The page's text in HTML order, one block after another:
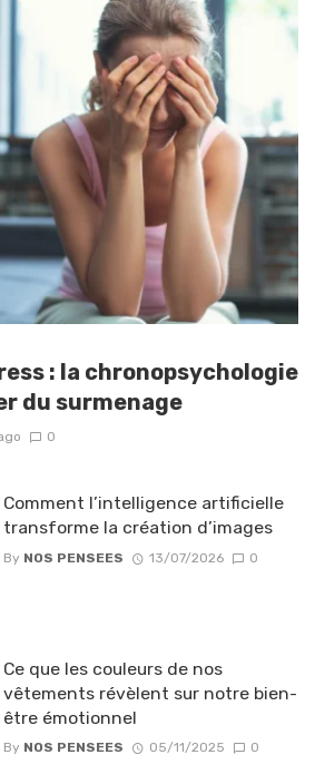
: la chronopsychologie
du surmenage
0
Comment l’intelligence artificielle
transforme la création d’images
By NOS PENSEES 13/07/2026 0
Ce que les couleurs de nos
vêtements révèlent sur notre bien-
être émotionnel
By NOS PENSEES 05/11/2025 0